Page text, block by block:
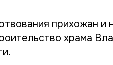
прихожан и
храма